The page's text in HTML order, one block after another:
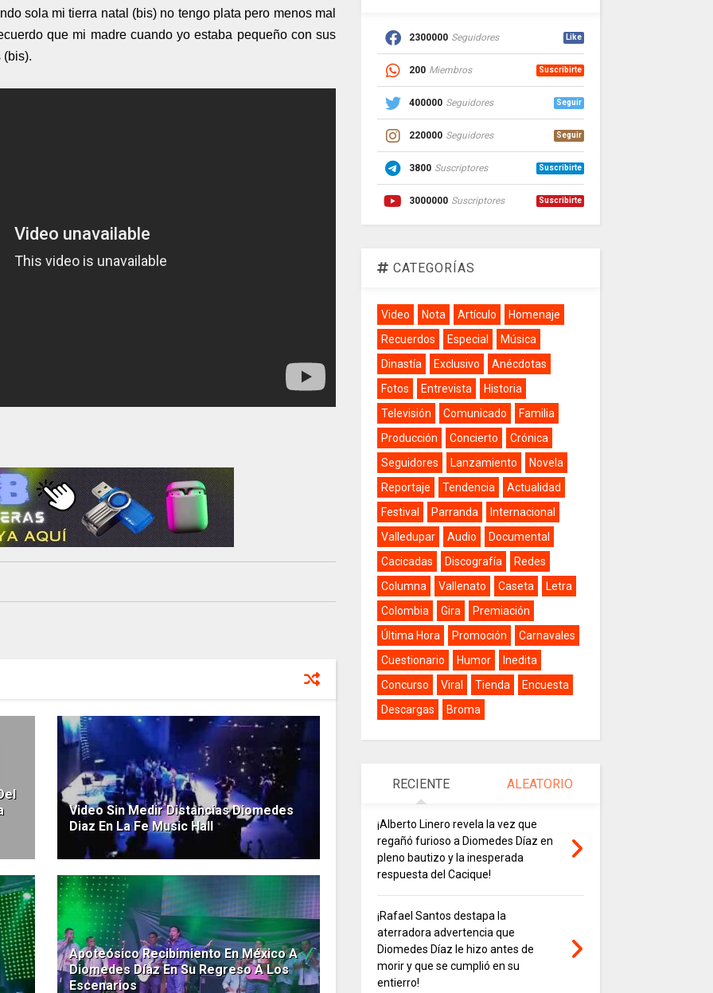
sola mi tierra natal (bis) no tengo plata pero menos mal
que mi madre cuando yo estaba pequeño con sus
(bis).
Video Sin Medir Distancias Diomedes
Diaz En La Fe Music Hall
Apoteósico Recibimiento En México A
Diomedes Díaz En Su Regreso A Los
Escenarios
2300000 Seguidores Like
200 Miembros Suscribirte
400000 Seguidores Seguir
220000 Seguidores Seguir
3800 Suscriptores Suscribirte
3000000 Suscriptores Suscribirte
CATEGORÍAS
Video Nota Artículo
Homenaje
Recuerdos
Especial
Música
Dinastía
Exclusivo
Anécdotas
Fotos
Entrevista
Historia
Televisión
Comunicado
Familia
Producción
Concierto
Crónica
Seguidores
Lanzamiento
Novela
Reportaje
Tendencia
Actualidad
Festival
Parranda
Internacional
Valledupar
Audio
Documental
Cacicadas
Discografía
Redes
Columna
Vallenato Caseta
Letra
Colombia
Gira
Premiación
Última Hora
Promoción
Carnavales
Cuestionario
Humor
Inedita
Concurso
Viral Tienda
Encuesta
Descargas
Broma
RECIENTE ALEATORIO
¡Alberto Linero revela la vez que
regañó furioso a Diomedes Díaz en
pleno bautizo y la inesperada
respuesta del Cacique!
¡Rafael Santos destapa la
aterradora advertencia que
Diomedes Díaz le hizo antes de
morir y que se cumplió en su
entierro!